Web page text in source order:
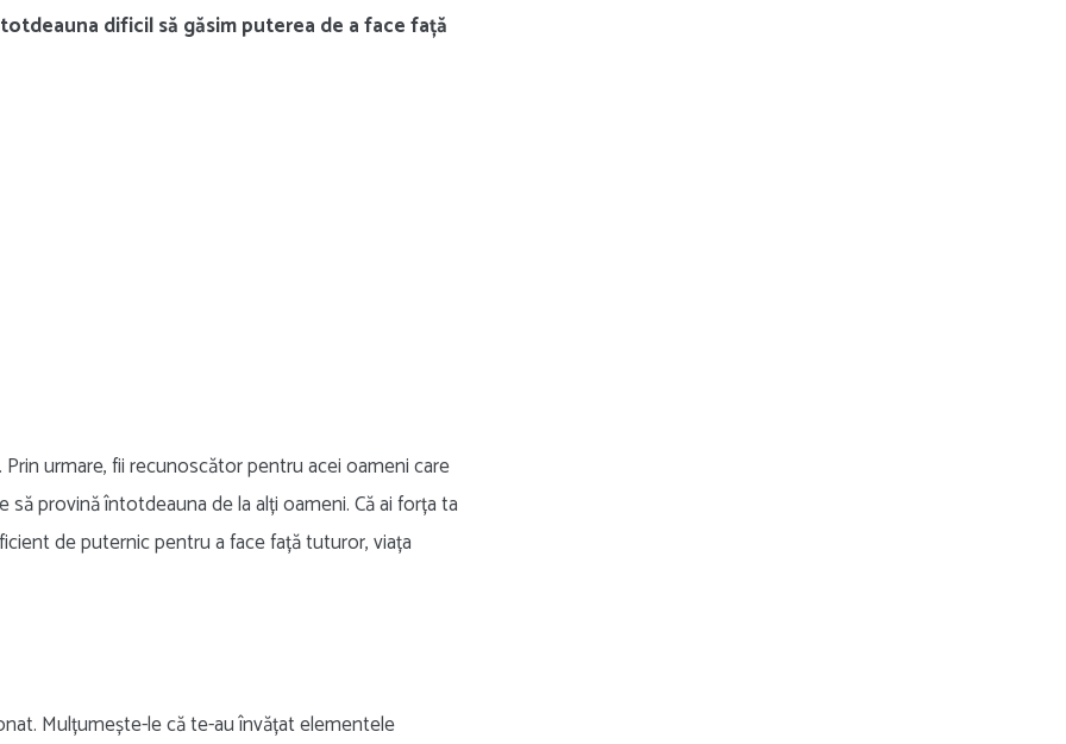
dificil să găsim puterea de a face față
urmare, fii recunoscător pentru acei oameni care
provină întotdeauna de la alți oameni. Că ai forța ta
de puternic pentru a face față tuturor, viața
Mulțumește-le că te-au învățat elementele